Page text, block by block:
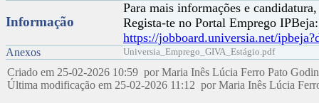
Informação
Para mais informações e
Regista-te no Portal Emprego IPBeja:
https://jobboard.universia.net/
Anexos Universia_Emprego_GIVA_Estágio.pdf
Criado em 25-02-2026 10:59 por Maria Inês Lúcia Ferro Pato
Última modificação em 25-02-2026 11:12 por Maria Inês Lúcia